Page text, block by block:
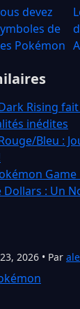
devez
de
Pokémon
Rising
inédites
Bleu :
: Un
2026 • Par